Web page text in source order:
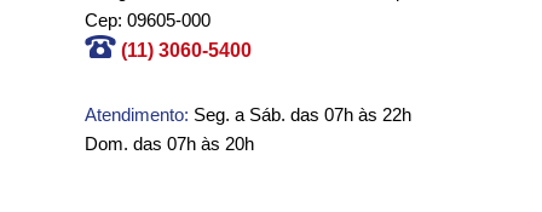
Cep: 09605-000
(11) 3060-5400
Atendimento: Seg. a Sáb. das 07h às 22h
Dom. das 07h às 20h